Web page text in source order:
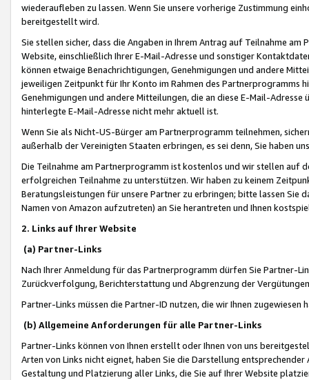
wiederaufleben zu lassen. Wenn Sie unsere vorherige Zustimmung
bereitgestellt wird.
Sie stellen sicher, dass die Angaben in Ihrem Antrag auf Teilnahme
Website, einschließlich Ihrer E-Mail-Adresse und sonstiger
können etwaige Benachrichtigungen, Genehmigungen und andere
jeweiligen Zeitpunkt für Ihr Konto im Rahmen des Partnerprogramms
Genehmigungen und andere Mitteilungen, die an diese E-Mail-
hinterlegte E-Mail-Adresse nicht mehr aktuell ist.
Wenn Sie als Nicht-US-Bürger am Partnerprogramm teilnehmen,
außerhalb der Vereinigten Staaten erbringen, es sei denn, Sie haben
Die Teilnahme am Partnerprogramm ist kostenlos und wir stellen auf
erfolgreichen Teilnahme zu unterstützen. Wir haben zu keinem
Beratungsleistungen für unsere Partner zu erbringen; bitte lassen Sie
Namen von Amazon aufzutreten) an Sie herantreten und Ihnen
2. Links auf Ihrer Website
(a) Partner-Links
Nach Ihrer Anmeldung für das Partnerprogramm dürfen Sie Partner-
Zurückverfolgung, Berichterstattung und Abgrenzung der
Partner-Links müssen die Partner-ID nutzen, die wir Ihnen zugewiesen
(b) Allgemeine Anforderungen für alle Partner-Links
Partner-Links können von Ihnen erstellt oder Ihnen von uns
Arten von Links nicht eignet, haben Sie die Darstellung
Gestaltung und Platzierung aller Links, die Sie auf Ihrer Website